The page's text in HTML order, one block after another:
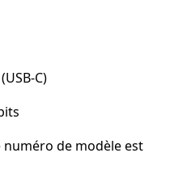
C)
numéro de modèle est